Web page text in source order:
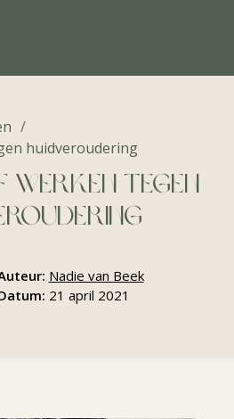
/
huidveroudering
werken tegen
Nadie van Beek
21 april 2021